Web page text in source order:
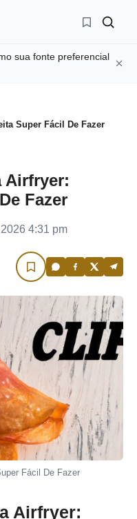
sua fonte preferencial
Super Fácil De Fazer
Airfryer:
Fazer
4:31 pm
Fácil De Fazer
Airfryer: